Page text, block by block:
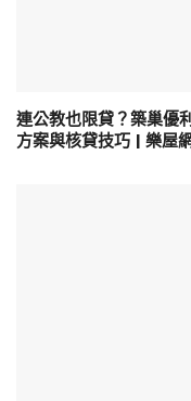
連公教也限貸？築巢優
方案與核貸技巧 | 樂屋